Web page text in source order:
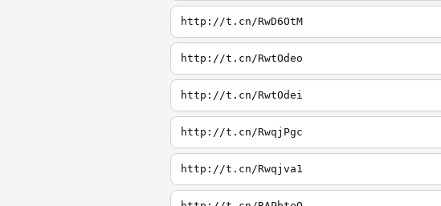
http://t.cn/RwD6OtM
http://t.cn/RwtOdeo
http://t.cn/RwtOdei
http://t.cn/RwqjPgc
http://t.cn/Rwqjva1